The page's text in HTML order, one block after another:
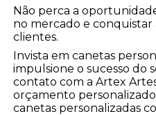
Não perca a
no mercado e conquistar
clientes.
Invista em canetas
impulsione o sucesso do
contato com a Artex
orçamento
canetas personalizadas